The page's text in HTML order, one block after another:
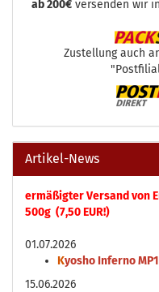
ab 200€ versenden wir
Zustellung auch an
Artikel-News
ermäßigter Versand von
500g (7,50 EUR!)
01.07.2026
Kyosho Inferno
15.06.2026